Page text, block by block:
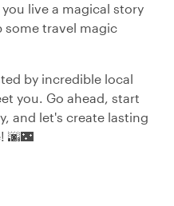
live a magical story
some travel magic
by incredible local
you. Go ahead, start
and let's create lasting
🌆🌃